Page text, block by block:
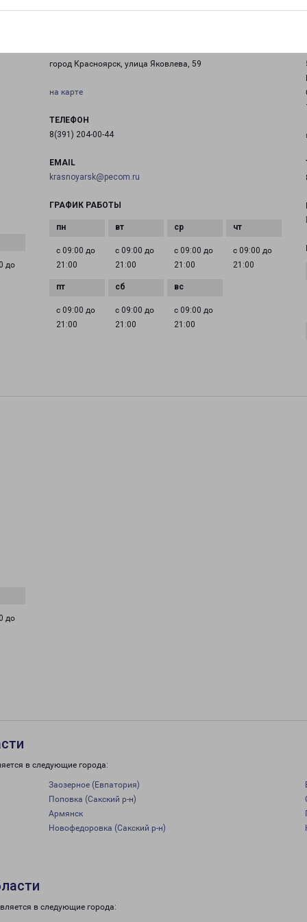
до
город Красноярск, улица Яковлева, 59
на карте
ТЕЛЕФОН
8(391) 204-00-44
EMAIL
krasnoyarsk@pecom.ru
ГРАФИК РАБОТЫ
с 09:00 до
21:00
с 09:00 до
21:00
с 09:00 до
21:00
с 09:00 до
21:00
с 09:00 до
21:00
с 09:00 до
21:00
с 09:00 до
21:00
до
в следующие города:
Заозерное (Евпатория)
Поповка (Сакский р-н)
Армянск
Новофедоровка (Сакский р-н)
в следующие города: